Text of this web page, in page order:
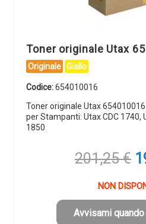
Toner originale Utax
Originale Giallo
Codice:654010016
Toner originale Utax
per Stampanti: Utax CDC 1740,
1850
201,25€ Il
NON
Avvisami